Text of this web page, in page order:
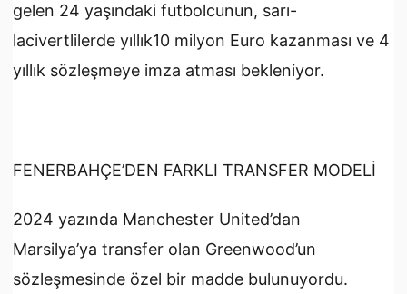
gelen 24 yaşındaki futbolcunun, sarı-
lacivertlilerde yıllık10 milyon Euro kazanması ve 4
yıllık sözleşmeye imza atması bekleniyor.
FENERBAHÇE’DEN FARKLI TRANSFER MODELİ
2024 yazında Manchester United’dan
Marsilya’ya transfer olan Greenwood’un
sözleşmesinde özel bir madde bulunuyordu.